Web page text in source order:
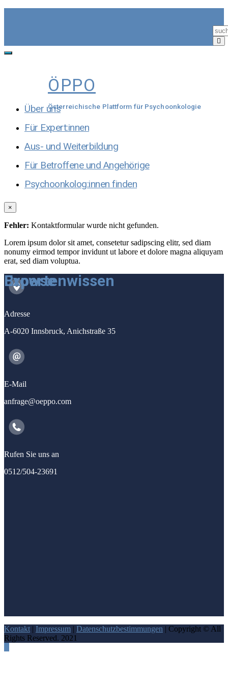
Toggle
ÖPPO
Österreichische Plattform für Psychoonkologie
Über uns
Für Expert:innen
Aus- und Weiterbildung
Für Betroffene und Angehörige
Psychoonkolog:innen finden
×
Fehler: Kontaktformular wurde nicht gefunden.
Expertenwissen
Browse
Lorem ipsum dolor sit amet, consetetur sadipscing elitr, sed diam
nonumy eirmod tempor invidunt ut labore et dolore magna aliquyam
erat, sed diam voluptua.
Adresse
A-6020 Innsbruck, Anichstraße 35
E-Mail
anfrage@oeppo.com
Rufen Sie uns an
0512/504-23691
Kontakt | Impressum | Datenschutzbestimmungen | Copyright © All
Rights Reserved. 2021